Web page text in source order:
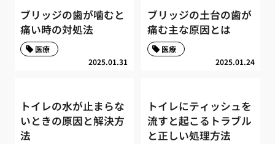
ブリッジの歯が噛むと
痛い時の対処法
2025.01.31
医療
ブリッジの土台の歯が
痛む主な原因とは
2025.01.24
医療
トイレの水が止まらな
いときの原因と解決方
法
トイレにティッシュを
流すと起こるトラブル
と正しい処理方法